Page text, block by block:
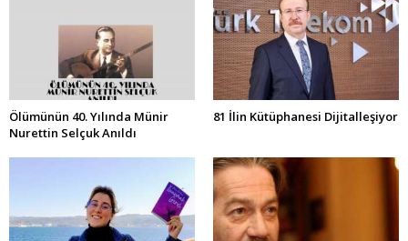
Ölümünün 40. Yılında Münir
Nurettin Selçuk Anıldı
81 İlin Kütüphanesi Dijitalleşiyor